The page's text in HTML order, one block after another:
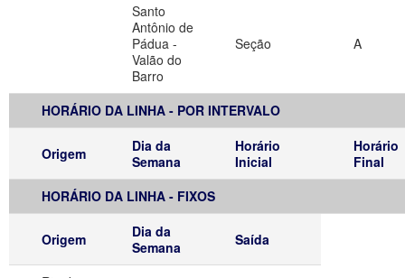
Santo
Antônio de
Pádua -
Valão do
Barro
Seção A
HORÁRIO DA LINHA - POR INTERVALO
Origem
Dia da
Semana
Horário
Inicial
Horário
Final
HORÁRIO DA LINHA - FIXOS
Origem
Dia da
Semana
Saída